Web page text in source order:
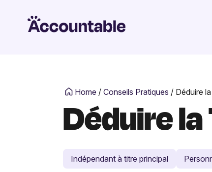
Home / Conseils Pratiques / Déduire
Déduire
Indépendant à titre principal